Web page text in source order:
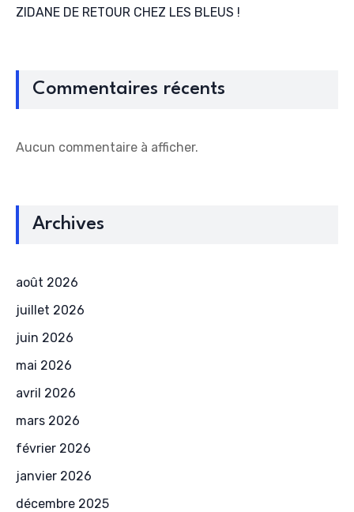
ZIDANE DE RETOUR CHEZ LES BLEUS !
Commentaires récents
Aucun commentaire à afficher.
Archives
août 2026
juillet 2026
juin 2026
mai 2026
avril 2026
mars 2026
février 2026
janvier 2026
décembre 2025